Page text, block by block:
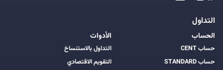
التداول
الحساب
حساب CENT
حساب STANDARD
الأدوات
التداول بالاستنساخ
التقويم الاقتصادي